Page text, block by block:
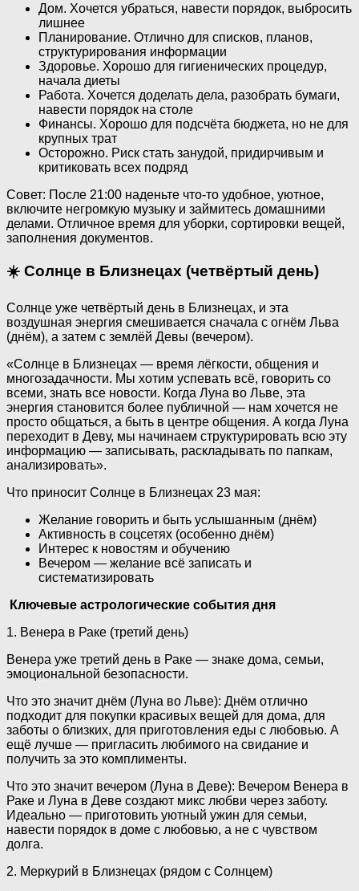
Дом. Хочется убраться, навести порядок, выбросить
лишнее
Планирование. Отлично для списков, планов,
структурирования информации
Здоровье. Хорошо для гигиенических процедур,
начала диеты
Работа. Хочется доделать дела, разобрать бумаги,
навести порядок на столе
Финансы. Хорошо для подсчёта бюджета, но не для
крупных трат
Осторожно. Риск стать занудой, придирчивым и
критиковать всех подряд
Совет: После 21:00 наденьте что-то удобное, уютное,
включите негромкую музыку и займитесь домашними
делами. Отличное время для уборки, сортировки вещей,
заполнения документов.
☀️ Солнце в Близнецах (четвёртый день)
Солнце уже четвёртый день в Близнецах, и эта
воздушная энергия смешивается сначала с огнём Льва
(днём), а затем с землёй Девы (вечером).
«Солнце в Близнецах — время лёгкости, общения и
многозадачности. Мы хотим успевать всё, говорить со
всеми, знать все новости. Когда Луна во Льве, эта
энергия становится более публичной — нам хочется не
просто общаться, а быть в центре общения. А когда Луна
переходит в Деву, мы начинаем структурировать всю эту
информацию — записывать, раскладывать по папкам,
анализировать».
Что приносит Солнце в Близнецах 23 мая:
Желание говорить и быть услышанным (днём)
Активность в соцсетях (особенно днём)
Интерес к новостям и обучению
Вечером — желание всё записать и
систематизировать
Ключевые астрологические события дня
1. Венера в Раке (третий день)
Венера уже третий день в Раке — знаке дома, семьи,
эмоциональной безопасности.
Что это значит днём (Луна во Льве): Днём отлично
подходит для покупки красивых вещей для дома, для
заботы о близких, для приготовления еды с любовью. А
ещё лучше — пригласить любимого на свидание и
получить за это комплименты.
Что это значит вечером (Луна в Деве): Вечером Венера в
Раке и Луна в Деве создают микс любви через заботу.
Идеально — приготовить уютный ужин для семьи,
навести порядок в доме с любовью, а не с чувством
долга.
2. Меркурий в Близнецах (рядом с Солнцем)